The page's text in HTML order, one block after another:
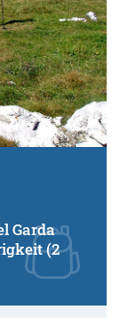
Garda
(2